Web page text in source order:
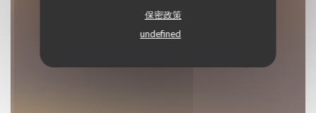
保密政策
undefined